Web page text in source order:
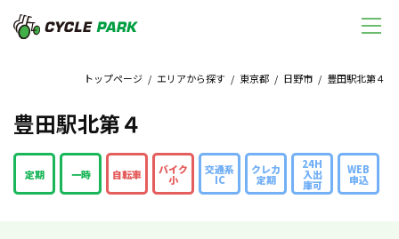
トップページ / エリアから探す / 東京都 / 日野市 / 豊田駅北第４
豊田駅北第４
定期 一時 自転車 バイク
小
交通系
IC
クレカ
定期
24H
入出
庫可
WEB
申込